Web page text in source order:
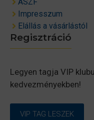
Impresszum
Elállás a vásárlástól
Regisztráció
Legyen tagja VIP
kedvezményekben!
VIP TAG LESZEK